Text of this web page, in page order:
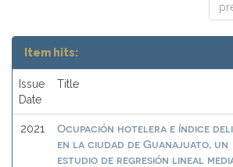
Item hits:
Issue
Date
Title
2021
Ocupación hotelera e índice
en la ciudad de Guanajuato, un
estudio de regresión lineal